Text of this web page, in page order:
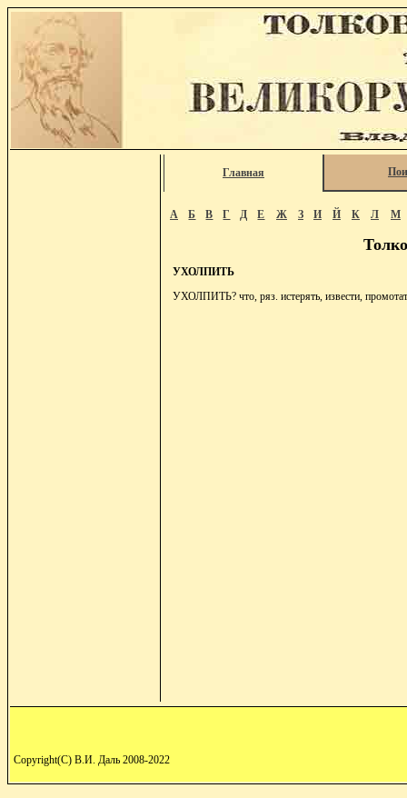
Главная
А Б В Г Д Е Ж З И Й К Л М
УХОЛПИТЬ
УХОЛПИТЬ? что, ряз. истерять, извести,
Copyright(C) В.И. Даль 2008-2022